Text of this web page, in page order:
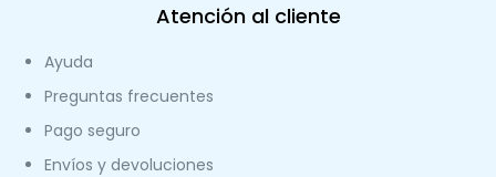
Atención al cliente
Ayuda
Preguntas frecuentes
Pago seguro
Envíos y devoluciones